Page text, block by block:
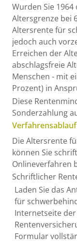
Wurden Sie
Altersgrenze bei
Altersrente für
jedoch auch
Erreichen der
abschlagsfreie
Menschen - mit
Prozent) in
Diese
Sonderzahlung
Verfahrensablauf
Die Altersrente
können Sie
Onlineverfahren
Schriftlicher
Laden Sie das
für
Internetseite
Formular